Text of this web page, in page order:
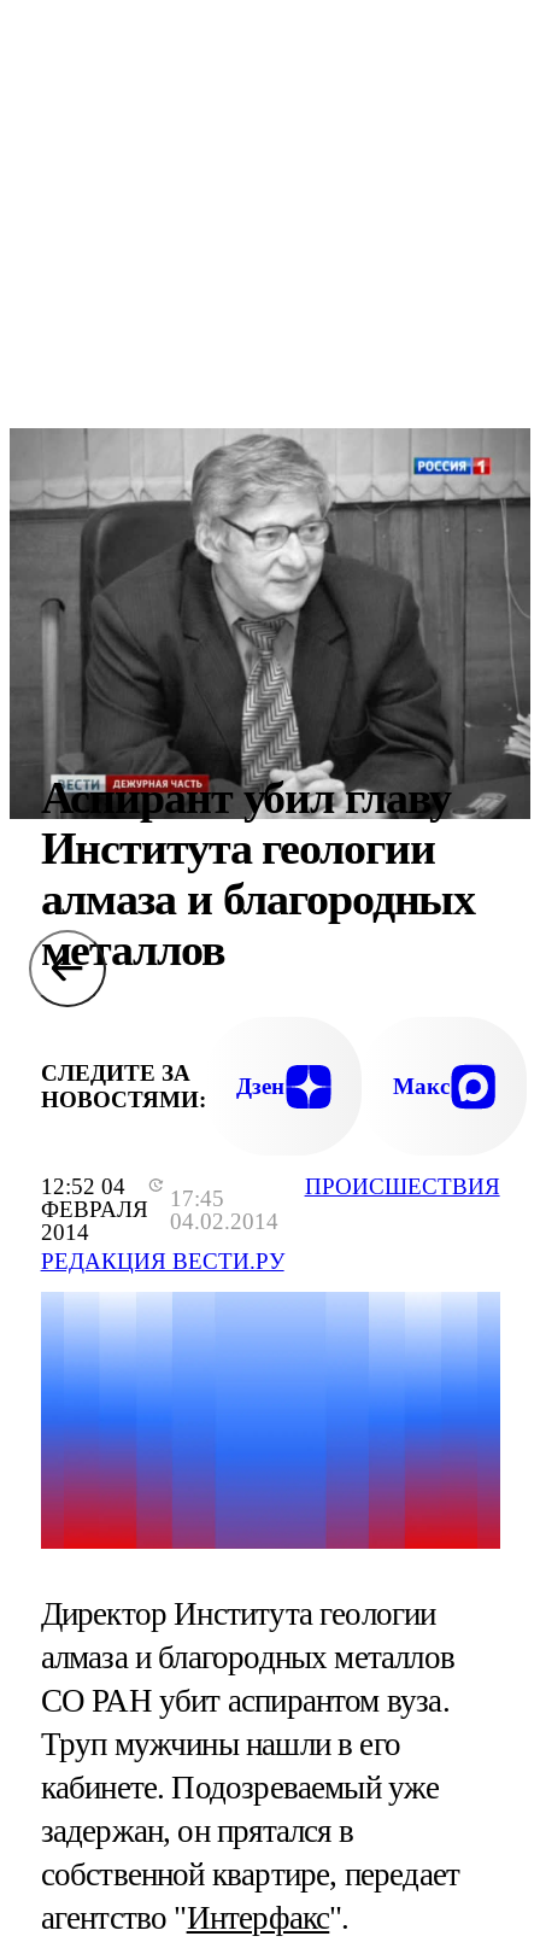
12:52 04
ФЕВРАЛЯ
2014
17:45
04.02.2014
РЕДАКЦИЯ ВЕСТИ.РУ
ПРОИСШЕСТВИЯ
Аспирант убил главу
Института геологии
алмаза и благородных
металлов
СЛЕДИТЕ ЗА
НОВОСТЯМИ:
Дзен Макс
Директор Института геологии
алмаза и благородных металлов
СО РАН убит аспирантом вуза.
Труп мужчины нашли в его
кабинете. Подозреваемый уже
задержан, он прятался в
собственной квартире, передает
агентство "Интерфакс".